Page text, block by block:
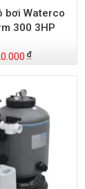
bơi Waterco
300 3HP